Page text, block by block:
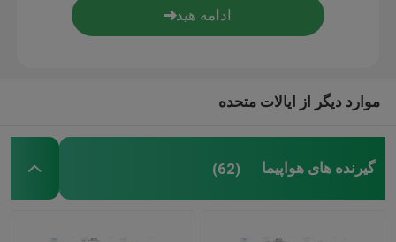
سیم پیچ طناب
موارد دیگر از ایالات متحده
گیرنده های هواپیما (62)